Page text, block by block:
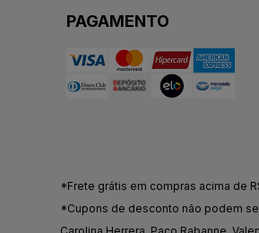
PAGAMENTO
*Frete grátis em compras acima de
*Cupons de desconto não podem